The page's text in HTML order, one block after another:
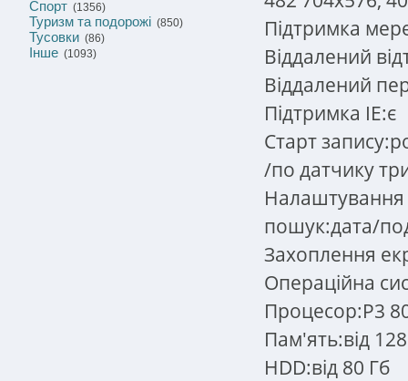
Спорт (1356)
Туризм та подорожі (850)
Тусовки (86)
Інше (1093)
Підтримка
Віддалений
Віддалений
Підтримка IE:є
Старт
/по датчику
Налаштування
пошук:дата/
Захоплення
Операційна
Процесор:P3
Пам'ять:від
HDD:від 80 Гб